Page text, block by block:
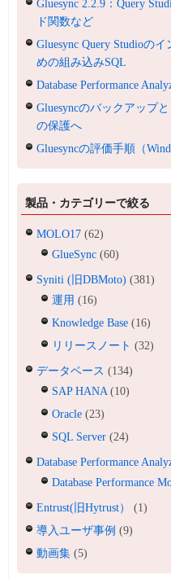
Gluesync 2.2.9：Query
ド関数など
Gluesync Query Studioの
めの組み込みSQL
Database Performance
Gluesyncのバックアップ
の保護へ
Gluesyncの評価手順（
製品・カテゴリーで絞る
MOLO17 (62)
GlueSync (60)
Syniti (旧DBMoto) (381)
運用 (16)
Knowledge Base (16)
リリースノート (32)
データベース (134)
SAP HANA(10)
Oracle (23)
SQL Server (24)
Database Performance
Database Performance
Entrust(旧Hytrust）
(1)
導入ユーザ事例 (9)
動画集 (5)